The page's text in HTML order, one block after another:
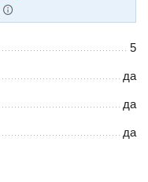
5
да
да
да